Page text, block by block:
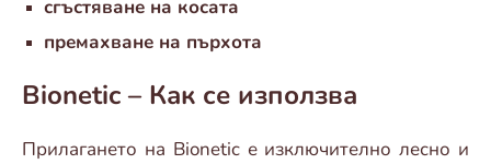
сгъстяване на косата
премахване на пърхота
Bionetic – Как се използва
Прилагането на Bionetic е изключително лесно и